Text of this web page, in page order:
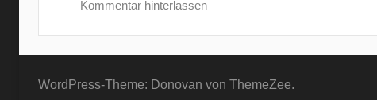
Kommentar hinterlassen
WordPress-Theme: Donovan von ThemeZee.